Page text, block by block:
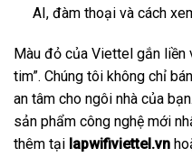
AI, đàm thoại và cách
Màu đỏ của Viettel gắn liền
tim”. Chúng tôi không chỉ
an tâm cho ngôi nhà của
sản phẩm công nghệ mới
thêm tại lapwifiviettel.vn